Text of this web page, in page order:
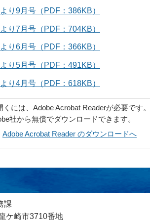
り9月号（PDF：386KB）
り7月号（PDF：704KB）
り6月号（PDF：366KB）
り5月号（PDF：491KB）
り4月号（PDF：618KB）
には、Adobe Acrobat Readerが必要です。
社から無償でダウンロードできます。
Adobe Acrobat Reader のダウンロードへ
課
ケ崎市3710番地